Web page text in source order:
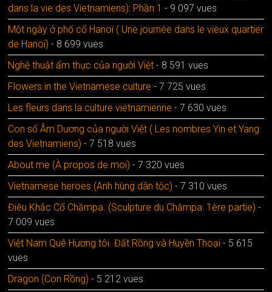
dans la vie des Vietnamiens): Phần 1 - 9 097 vues
Một ngày ở phố cổ Hanoï ( Une journée dans le vieux quartier
de Hanoï) - 8 699 vues
Nghệ thuật ẩm thực của người Việt - 8 591 vues
Flowers in the Vietnamese culture - 7 725 vues
Les fleurs dans la culture vietnamienne - 7 630 vues
Con số Âm Dương của người Việt ( Les nombres Yin et Yang
des Vietnamiens) - 7 518 vues
About me (À propos de moi) - 7 320 vues
Vietnamese heroes (Anh hùng dân tộc) - 7 310 vues
Điêu Khắc Cổ Chămpa. (Sculpture du Chămpa: 1ère partie) -
7 009 vues
Việt Nam Quê Hương tôi. Đất Rồng và Huyền Thoại - 5 615
vues
Dragon (Con Rồng) - 5 212 vues